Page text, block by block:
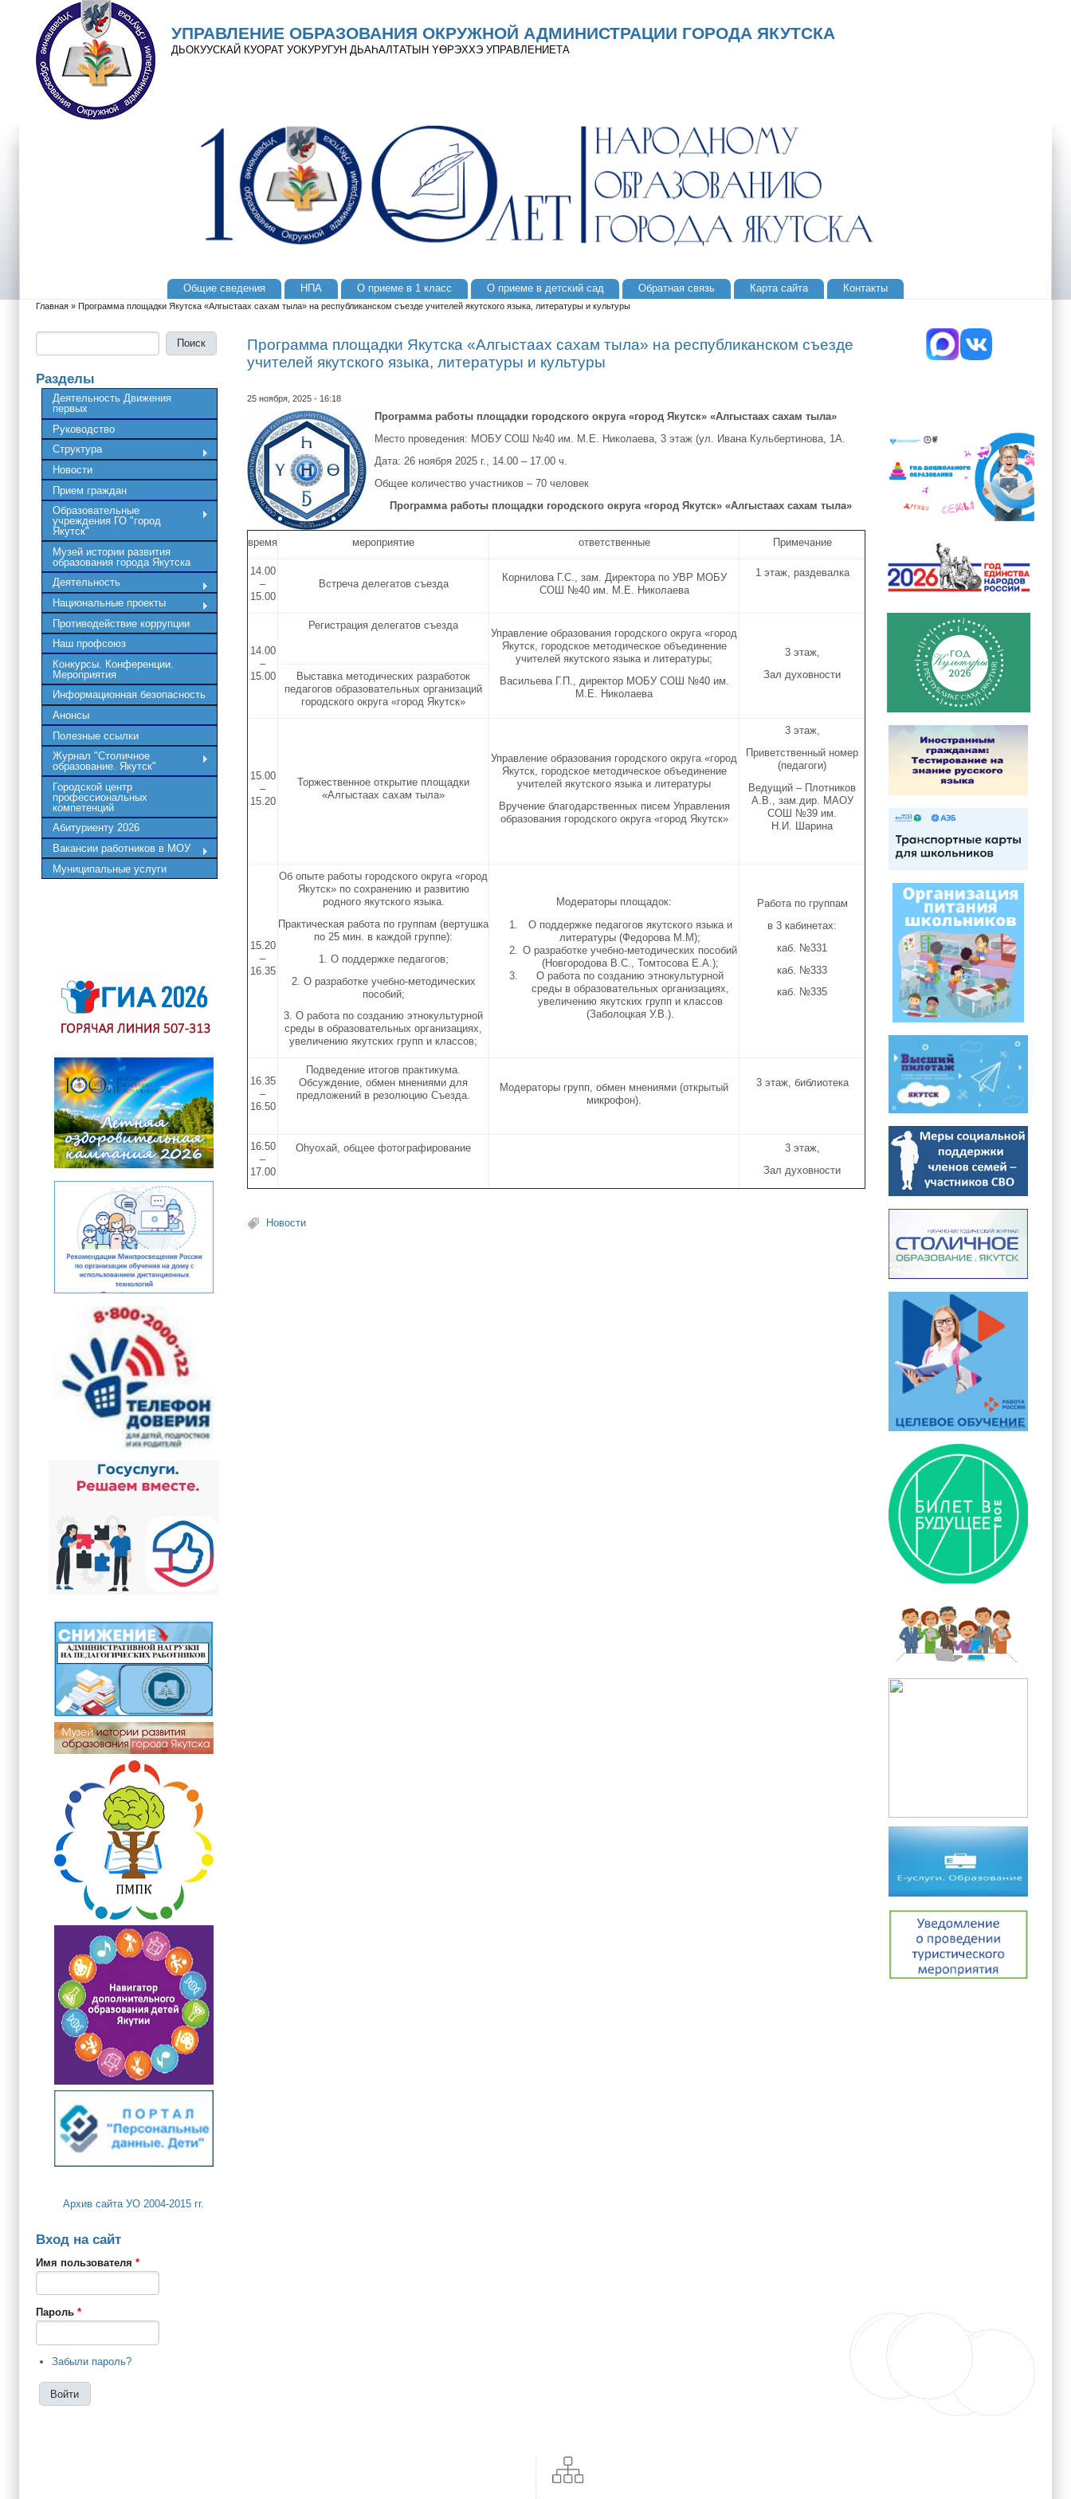
Перейти к основному содержанию
Skip to search
УПРАВЛЕНИЕ ОБРАЗОВАНИЯ ОКРУЖНОЙ АДМИНИСТРАЦИИ ГОРОДА ЯКУТСКА
ДЬОКУУСКАЙ КУОРАТ УОКУРУГУН ДЬАҺАЛТАТЫН YӨРЭХХЭ УПРАВЛЕНИЕТА
Общие сведения НПА О приеме в 1 класс О приеме в детский сад Обратная связь Карта сайта Контакты
Вы здесь
Главная » Программа площадки Якутска «Алгыстаах сахам тыла» на республиканском съезде учителей якутского языка, литературы и культуры
Разделы
Деятельность Движения
первых
Руководство
Структура
Новости
Прием граждан
Образовательные
учреждения ГО "город
Якутск"
Музей истории развития
образования города Якутска
Деятельность
Национальные проекты
Противодействие коррупции
Наш профсоюз
Конкурсы. Конференции.
Мероприятия
Информационная безопасность
Анонсы
Полезные ссылки
Журнал "Столичное
образование. Якутск"
Городской центр
профессиональных
компетенций
Абитуриенту 2026
Вакансии работников в МОУ
Муниципальные услуги
Архив сайта УО 2004-2015 гг.
Вход на сайт
Имя пользователя *
Пароль *
Забыли пароль?
Программа площадки Якутска «Алгыстаах сахам тыла» на республиканском съезде
учителей якутского языка, литературы и культуры
25 ноября, 2025 - 16:18
Программа работы площадки городского округа «город Якутск» «Алгыстаах сахам тыла»
Место проведения: МОБУ СОШ №40 им. М.Е. Николаева, 3 этаж (ул. Ивана Кульбертинова, 1А.
Дата: 26 ноября 2025 г., 14.00 – 17.00 ч.
Общее количество участников – 70 человек
Программа работыплощадки городского округа «город Якутск» «Алгыстаах сахам тыла»
время мероприятие ответственные Примечание
14.00
–
15.00
Встреча делегатов съезда
Корнилова Г.С., зам. Директора по УВР МОБУ
СОШ №40 им. М.Е. Николаева
1 этаж, раздевалка
14.00
–
15.00
Регистрация делегатов съезда
Управление образования городского округа «город
Якутск, городское методическое объединение
учителей якутского языка и литературы;
Васильева Г.П., директор МОБУ СОШ №40 им.
М.Е. Николаева
3 этаж,
Зал духовности
Выставка методических разработок
педагогов образовательных организаций
городского округа «город Якутск»
15.00
–
15.20
Торжественное открытие площадки
«Алгыстаах сахам тыла»
Управление образования городского округа «город
Якутск, городское методическое объединение
учителей якутского языка и литературы
Вручение благодарственных писем Управления
образования городского округа «город Якутск»
3 этаж,
Приветственный номер
(педагоги)
Ведущий – Плотников
А.В., зам.дир. МАОУ
СОШ №39 им.
Н.И. Шарина
15.20
–
16.35
Об опыте работы городского округа «город
Якутск» по сохранению и развитию
родного якутского языка.
Практическая работа по группам (вертушка
по 25 мин. в каждой группе):
1. О поддержке педагогов;
2. О разработке учебно-методических
пособий;
3. О работа по созданию этнокультурной
среды в образовательных организациях,
увеличению якутских групп и классов;
Модераторы площадок:
О поддержке педагогов якутского языка и
литературы (Федорова М.М);
О разработке учебно-методических пособий
(Новгородова В.С., Томтосова Е.А.);
О работа по созданию этнокультурной
среды в образовательных организациях,
увеличению якутских групп и классов
(Заболоцкая У.В.).
Работа по группам
в 3 кабинетах:
каб. №331
каб. №333
каб. №335
16.35
–
16.50
Подведение итогов практикума.
Обсуждение, обмен мнениями для
предложений в резолюцию Съезда.
Модераторы групп, обмен мнениями (открытый
микрофон).
3 этаж, библиотека
16.50
–
17.00
Оhуохай, общее фотографирование
3 этаж,
Зал духовности
Новости